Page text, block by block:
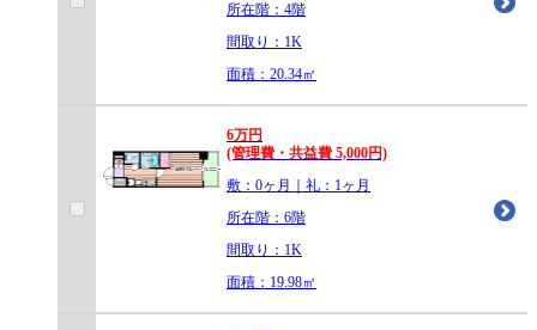
所在階：4階
間取り：1K
面積：20.34㎡
6万円
(管理費・共益費 5,000円)
敷：0ヶ月｜礼：1ヶ月
所在階：6階
間取り：1K
面積：19.98㎡